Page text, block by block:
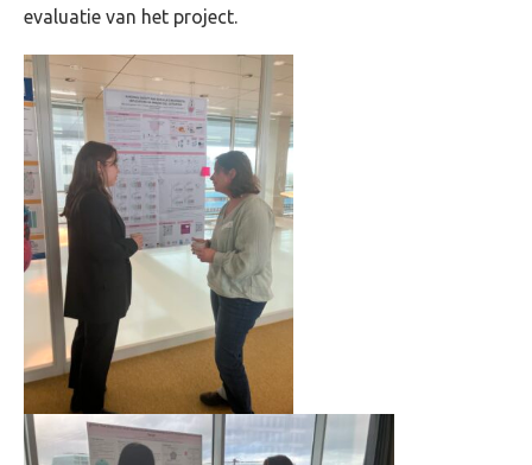
evaluatie van het project.